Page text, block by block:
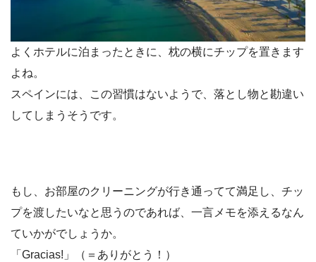
よくホテルに泊まったときに、枕の横にチップを置きます
よね。
スペインには、この習慣はないようで、 落とし物と勘違い
してしまうそうです。
もし、お部屋のクリーニングが行き通ってて満足し、チッ
プを渡したいなと思うのであれば、 一言メモを添えるなん
ていかがでしょうか。
「Gracias!」（＝ありがとう！）